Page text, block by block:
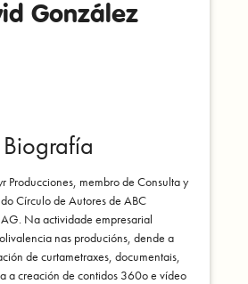
González
Biografía
Producciones, membro de Consulta y
Círculo de Autores de ABC
Na actividade empresarial
nas producións, dende a
de curtametraxes, documentais,
a creación de contidos 360o e vídeo